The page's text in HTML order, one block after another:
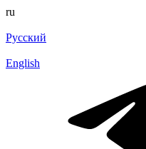
ru
Русский
English